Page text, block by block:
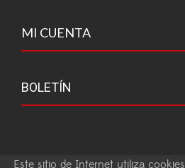
Este sitio de Internet utiliza cookies
MI CUENTA
BOLETÍN